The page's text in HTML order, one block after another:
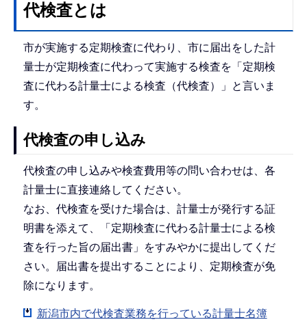
代検査とは
市が実施する定期検査に代わり、市に届出をした計
量士が定期検査に代わって実施する検査を「定期検
査に代わる計量士による検査（代検査）」と言いま
す。
代検査の申し込み
代検査の申し込みや検査費用等の問い合わせは、各
計量士に直接連絡してください。
なお、代検査を受けた場合は、計量士が発行する証
明書を添えて、「定期検査に代わる計量士による検
査を行った旨の届出書」をすみやかに提出してくだ
さい。届出書を提出することにより、定期検査が免
除になります。
新潟市内で代検査業務を行っている計量士名簿